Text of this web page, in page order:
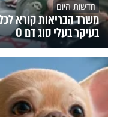
חדשות היום
משרד הבריאות קורא
בעיקר בעלי סוג דם O